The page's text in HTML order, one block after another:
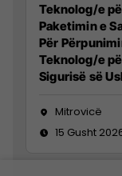
Teknolog/e
Paketimin e
Për
Teknolog/e
Sigurisë së
Mitrovicë
15 Gusht